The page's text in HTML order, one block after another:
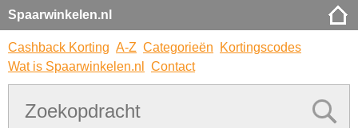
Spaarwinkelen.nl
Cashback Korting A-Z Categorieën
Kortingscodes
Wat is Spaarwinkelen.nl
Contact